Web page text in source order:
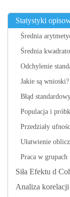
Statystyki
Średnia
Średnia
Odchylenie
Jakie są wnioski?
Błąd
Populacja i
Przedziały
Ułatwienie
Praca w grupach
Siła Efektu d
Analiza korelacji